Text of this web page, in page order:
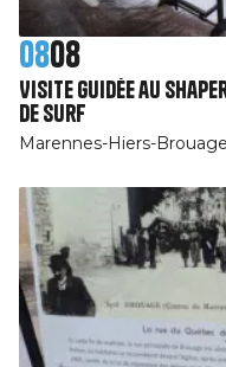
0808
Visite guidée au
de surf
Marennes-Hiers-Brouage